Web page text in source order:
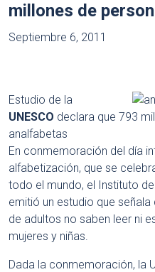
millones de
Septiembre 6, 2011
Estudio de la
UNESCO declara que 793
analfabetas
En conmemoración del día
alfabetización, que se
todo el mundo, el Instituto
emitió un estudio que
de adultos no saben leer ni
mujeres y niñas.
Dada la conmemoración, la